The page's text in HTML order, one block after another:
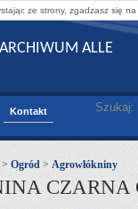
ze strony, zgadzasz się
ALLE
Kontakt Szukaj:
> Ogród > Agrowłókniny
CZARNA